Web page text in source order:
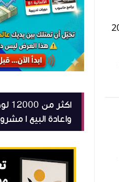
واعادة البيع ا